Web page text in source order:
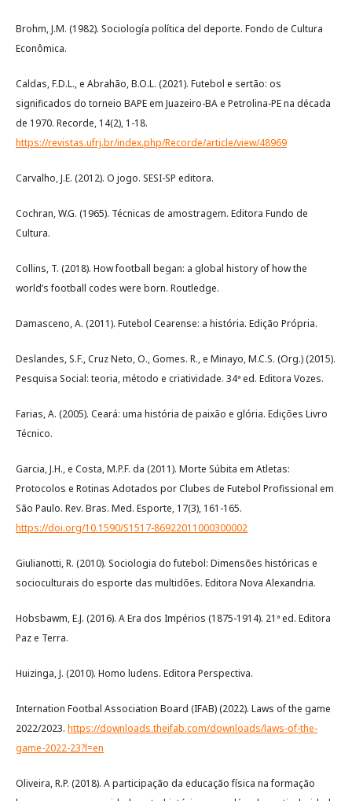
Brohm, J.M. (1982). Sociología política del deporte. Fondo de Cultura
Econômica.
Caldas, F.D.L., e Abrahão, B.O.L. (2021). Futebol e sertão: os
significados do torneio BAPE em Juazeiro-BA e Petrolina-PE na década
de 1970. Recorde, 14(2), 1-18.
https://revistas.ufrj.br/index.php/Recorde/article/view/48969
Carvalho, J.E. (2012). O jogo. SESI-SP editora.
Cochran, W.G. (1965). Técnicas de amostragem. Editora Fundo de
Cultura.
Collins, T. (2018). How football began: a global history of how the
world’s football codes were born. Routledge.
Damasceno, A. (2011). Futebol Cearense: a história. Edição Própria.
Deslandes, S.F., Cruz Neto, O., Gomes. R., e Minayo, M.C.S. (Org.) (2015).
Pesquisa Social: teoria, método e criatividade. 34ª ed. Editora Vozes.
Farias, A. (2005). Ceará: uma história de paixão e glória. Edições Livro
Técnico.
Garcia, J.H., e Costa, M.P.F. da (2011). Morte Súbita em Atletas:
Protocolos e Rotinas Adotados por Clubes de Futebol Profissional em
São Paulo. Rev. Bras. Med. Esporte, 17(3), 161-165.
https://doi.org/10.1590/S1517-86922011000300002
Giulianotti, R. (2010). Sociologia do futebol: Dimensões históricas e
socioculturais do esporte das multidões. Editora Nova Alexandria.
Hobsbawm, E.J. (2016). A Era dos Impérios (1875-1914). 21ª ed. Editora
Paz e Terra.
Huizinga, J. (2010). Homo ludens. Editora Perspectiva.
Internation Footbal Association Board (IFAB) (2022). Laws of the game
2022/2023. https://downloads.theifab.com/downloads/laws-of-the-
game-2022-23?l=en
Oliveira, R.P. (2018). A participação da educação física na formação